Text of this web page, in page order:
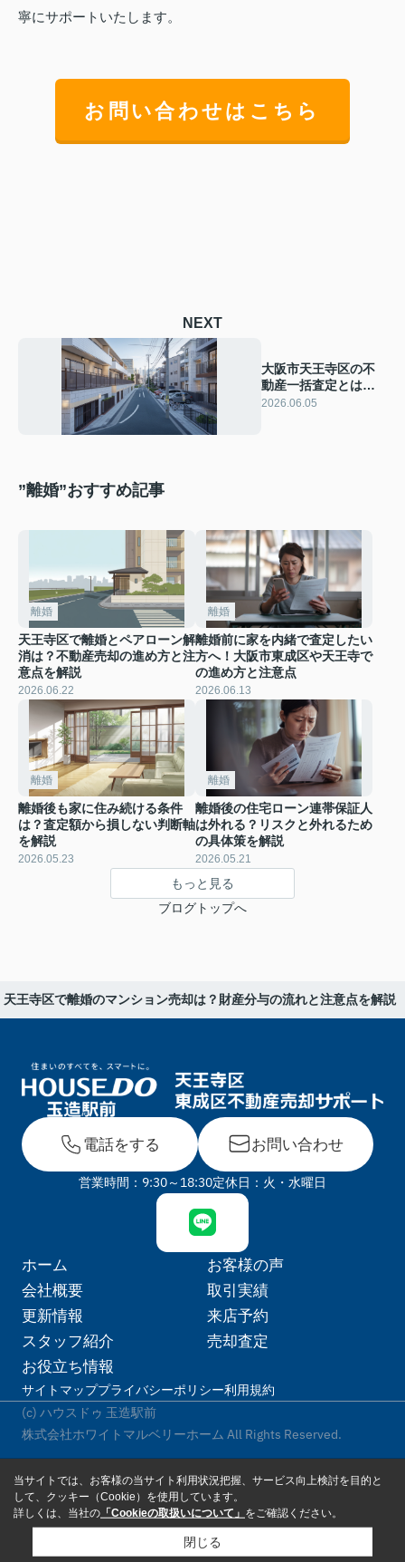
寧にサポートいたします。
お問い合わせはこちら
NEXT
大阪市天王寺区の不
動産一括査定とは？
メリットとデメリッ
2026.06.05
”離婚”おすすめ記事
離婚
天王寺区で離婚とペアローン解
消は？不動産売却の進め方と注
意点を解説
2026.06.22
離婚
離婚前に家を内緒で査定したい
方へ！大阪市東成区や天王寺で
の進め方と注意点
2026.06.13
離婚
離婚後も家に住み続ける条件
は？査定額から損しない判断軸
を解説
2026.05.23
離婚
離婚後の住宅ローン連帯保証人
は外れる？リスクと外れるため
の具体策を解説
2026.05.21
もっと見る
ブログトップへ
天王寺区で離婚のマンション売却は？財産分与の流れと注意点を解説
電話をする お問い合わせ
営業時間：9:30～18:30定休日：火・水曜日
ホーム
会社概要
更新情報
スタッフ紹介
お役立ち情報
お客様の声
取引実績
来店予約
売却査定
サイトマッププライバシーポリシー利用規約
(c) ハウスドゥ 玉造駅前
株式会社ホワイトマルベリーホーム All Rights Reserved.
当サイトでは、お客様の当サイト利用状況把握、サービス向上検討を目的と
して、クッキー（Cookie）を使用しています。
詳しくは、当社の 「Cookieの取扱いについて」 をご確認ください。
閉じる